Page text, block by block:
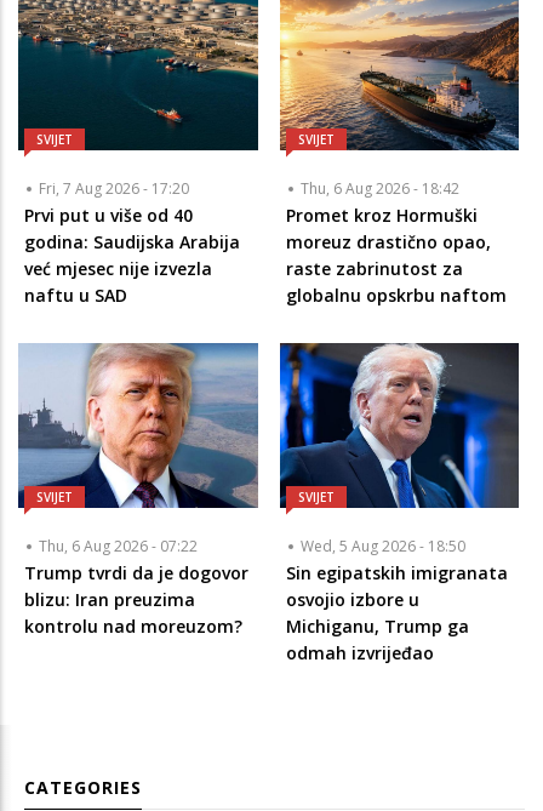
SVIJET
Fri, 7 Aug 2026 - 17:20
Prvi put u više od 40
godina: Saudijska Arabija
već mjesec nije izvezla
naftu u SAD
SVIJET
Thu, 6 Aug 2026 - 18:42
Promet kroz Hormuški
moreuz drastično opao,
raste zabrinutost za
globalnu opskrbu naftom
SVIJET
Thu, 6 Aug 2026 - 07:22
Trump tvrdi da je dogovor
blizu: Iran preuzima
kontrolu nad moreuzom?
SVIJET
Wed, 5 Aug 2026 - 18:50
Sin egipatskih imigranata
osvojio izbore u
Michiganu, Trump ga
odmah izvrijeđao
CATEGORIES